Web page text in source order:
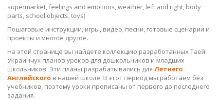
supermarket, feelings and emotions, weather, left and right, body
parts, school objects, toys)
Пошаговые инструкции, игры, видео, песни, готовые сценарии и
проекты и многое другое.
На этой странице вы найдете коллекцию разработанных Таей
Украинчук планов уроков для дошкольников и младших
школьников. Эти планы разрабатывались для Летнего
Английского в нашей школе. В этот период мы работаем без
учебников, поэтому уроки прописаны от первого до последнего
задания.